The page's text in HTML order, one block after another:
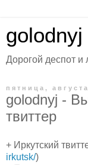
golodnyj
Дорогой деспот
пятница,
golodnyj -
твиттер
+ Иркутский
irkutsk/)